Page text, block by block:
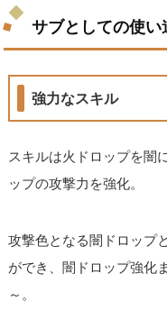
サブとしての使い
強力なスキル
スキルは火ドロップを闇
ップの攻撃力を強化。
攻撃色となる闇ドロップ
ができ、闇ドロップ強化
～。